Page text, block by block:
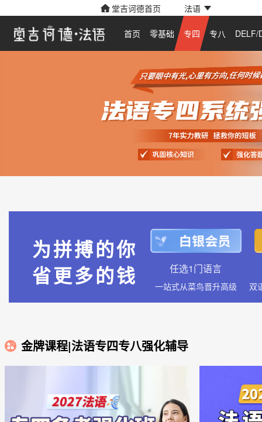
堂吉诃德首页 法语
首页 零基础 专四 专八 DELF/
为拼搏的你
省更多的钱
任选1门语言
一站式从菜鸟晋升高级
金牌课程|法语专四专八强化辅导